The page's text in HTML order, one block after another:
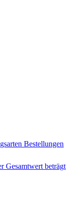
Bestellungen
Gesamtwert beträgt